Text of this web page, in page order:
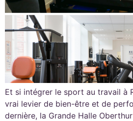
Et si intégrer le sport au travail à
vrai levier de bien-être et de
dernière, la Grande Halle